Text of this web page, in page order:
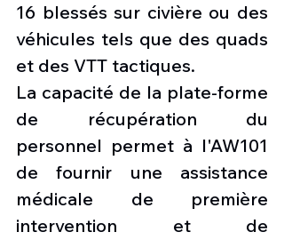
16 blessés sur civière ou des
véhicules tels que des quads
et des VTT tactiques.
La capacité de la plate-forme
de récupération du
personnel permet à l'AW101
de fournir une assistance
médicale de première
intervention et de